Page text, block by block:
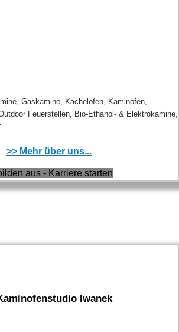
Gaskamine, Kachelöfen, Kaminöfen,
Feuerstellen, Bio-Ethanol- & Elektrokamine,
>> Mehr über uns...
aus - Karriere starten
Iwanek